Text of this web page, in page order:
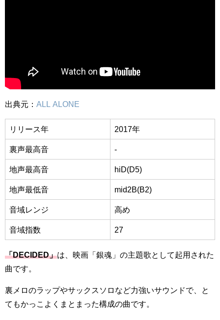
出典元： ALL ALONE
リリース年 2017年
裏声最高音 -
地声最高音 hiD(D5)
地声最低音 mid2B(B2)
音域レンジ 高め
音域指数 27
「DECIDED」は、映画「銀魂」の主題歌として起用された
曲です。
裏メロのラップやサックスソロなど力強いサウンドで、と
てもかっこよくまとまった構成の曲です。